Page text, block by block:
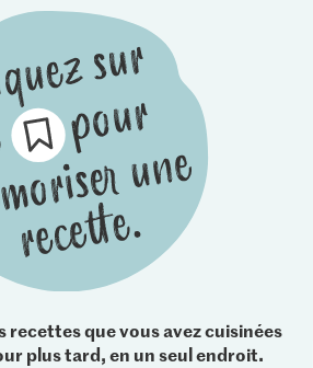
recettes que vous avez cuisinées
plus tard, en un seul endroit.